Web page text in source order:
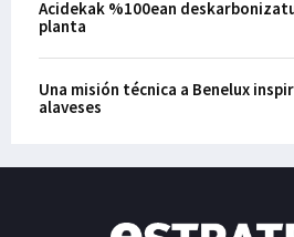
Acidekak %100ean
planta
Una misión técnica a Benelux
alaveses